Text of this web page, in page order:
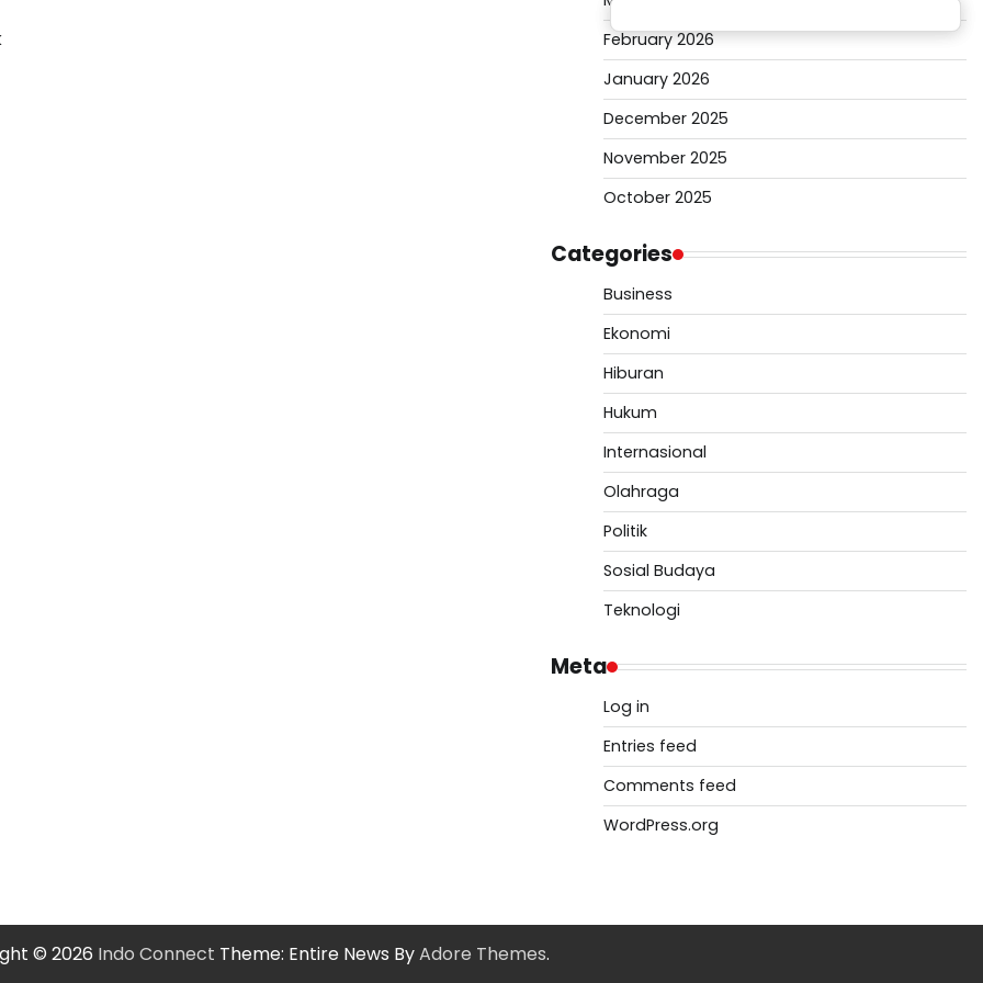
February 2026
January 2026
December 2025
November 2025
October 2025
Categories
Business
Ekonomi
Hiburan
Hukum
Internasional
Olahraga
Politik
Sosial Budaya
Teknologi
Meta
Log in
Entries feed
Comments feed
WordPress.org
© 2026 Indo Connect Theme: Entire News ByAdore Themes.